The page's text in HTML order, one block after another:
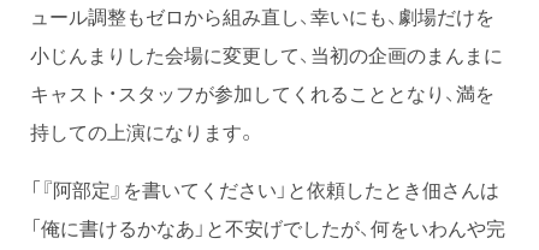
ュール調整もゼロから組み直し、幸いにも、劇場だけを
小じんまりした会場に変更して、当初の企画のまんまに
キャスト・スタッフが参加してくれることとなり、満を
持しての上演になります。
「『阿部定』を書いてください」と依頼したとき佃さんは
「俺に書けるかなあ」と不安げでしたが、何をいわんや完